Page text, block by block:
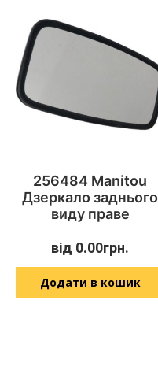
256484 Manitou
Дзеркало заднього
виду праве
від 0.00грн.
Додати в кошик